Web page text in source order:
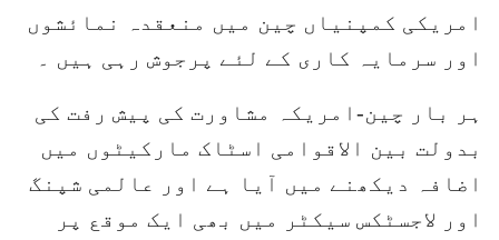
امریکی کمپنیاں چین میں منعقدہ نمائشوں
اور سرمایہ کاری کے لئے پرجوش رہی ہیں ۔
ہر بار چین-امریکہ مشاورت کی پیش رفت کی
بدولت بین الاقوامی اسٹاک مارکیٹوں میں
اضافہ دیکھنے میں آیا ہے اور عالمی شپنگ
اور لاجسٹکس سیکٹر میں بھی ایک موقع پر